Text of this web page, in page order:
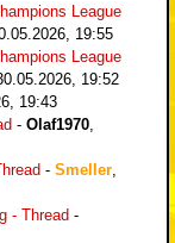
League
19:55
League
19:52
19:43
- Olaf1970
- Smeller
- Thread -